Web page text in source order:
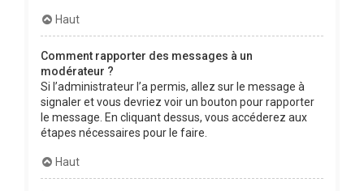
Haut
Comment rapporter des messages à un
modérateur ?
Si l’administrateur l’a permis, allez sur le message à
signaler et vous devriez voir un bouton pour rapporter
le message. En cliquant dessus, vous accéderez aux
étapes nécessaires pour le faire.
Haut